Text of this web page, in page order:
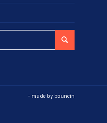
- made by bouncin